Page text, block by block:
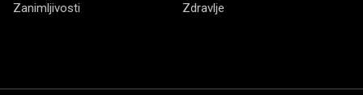
Zanimljivosti
Zdravlje